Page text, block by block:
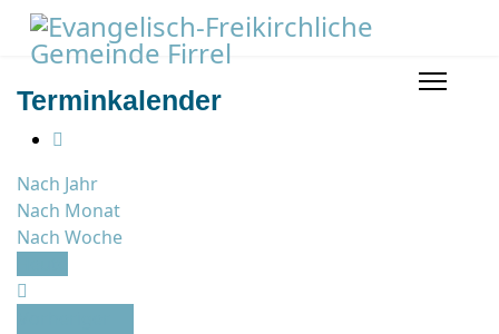
Terminkalender
Nach Jahr
Nach Monat
Nach Woche